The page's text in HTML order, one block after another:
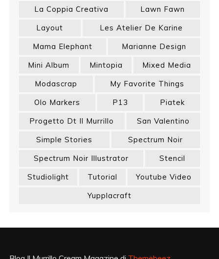
La Coppia Creativa
Lawn Fawn
Layout
Les Atelier De Karine
Mama Elephant
Marianne Design
Mini Album
Mintopia
Mixed Media
Modascrap
My Favorite Things
Olo Markers
P13
Piatek
Progetto Dt Il Murrillo
San Valentino
Simple Stories
Spectrum Noir
Spectrum Noir Illustrator
Stencil
Studiolight
Tutorial
Youtube Video
Yupplacraft